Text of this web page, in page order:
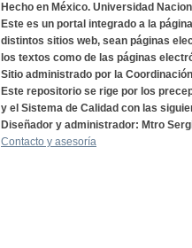
Hecho en México. Universidad
Este es un portal integrado a la
distintos sitios web, sean páginas
los textos como de las páginas
Sitio administrado por la
Este repositorio se rige por los
y el Sistema de Calidad con las
Diseñador y administrador: Mtro
Contacto y asesoría